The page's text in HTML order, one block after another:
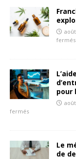
fermés
pour
fermés
Le
de